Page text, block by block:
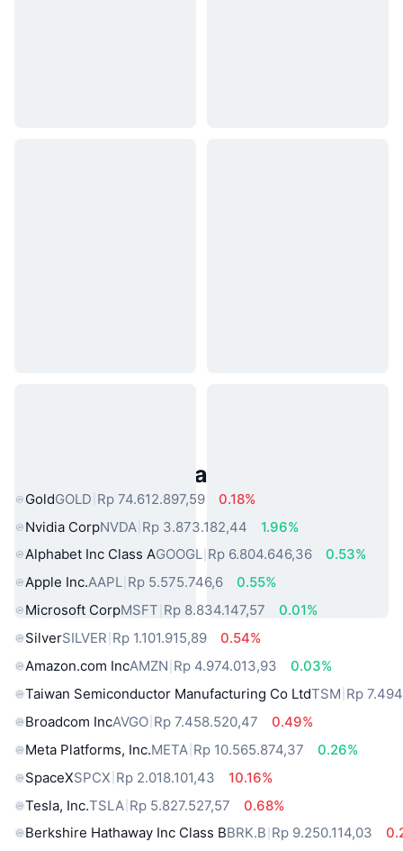
Aset Dunia Nyata Populer
GoldGOLD Rp 74.612.897,59
0.18%
Nvidia CorpNVDA Rp 3.873.182,44
1.96%
Alphabet Inc Class AGOOGL Rp 6.804.646,36
0.53%
Apple Inc.AAPL Rp 5.575.746,6
0.55%
Microsoft CorpMSFT Rp 8.834.147,57
0.01%
SilverSILVER Rp 1.101.915,89
0.54%
Amazon.com IncAMZN Rp 4.974.013,93
0.03%
Taiwan Semiconductor Manufacturing Co LtdTSM Rp
Broadcom IncAVGO Rp 7.458.520,47
0.49%
Meta Platforms, Inc.META Rp 10.565.874,37
0.26%
SpaceXSPCX Rp 2.018.101,43
10.16%
Tesla, Inc.TSLA Rp 5.827.527,57
0.68%
Berkshire Hathaway Inc Class BBRK.B Rp 9.250.114,03